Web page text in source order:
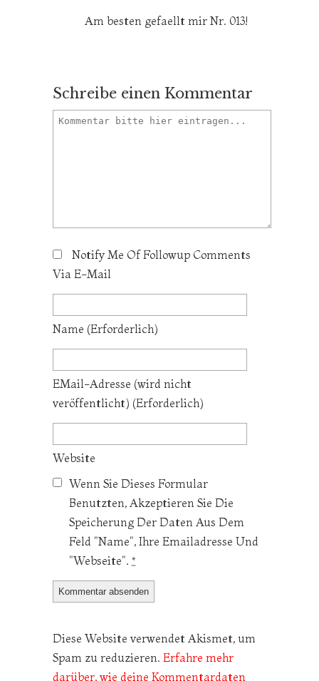
Am besten gefaellt mir Nr. 013!
Schreibe einen Kommentar
Notify Me Of Followup Comments
Via E-Mail
Name (erforderlich)
EMail-Adresse (wird nicht
veröffentlicht) (erforderlich)
Website
Wenn Sie Dieses Formular
Benutzten, Akzeptieren Sie Die
Speicherung Der Daten Aus Dem
Feld "Name", Ihre Emailadresse Und
"Webseite". *
Diese Website verwendet Akismet, um
Spam zu reduzieren. Erfahre mehr
darüber, wie deine Kommentardaten